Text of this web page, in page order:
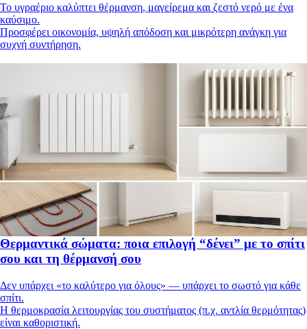
Το υγραέριο καλύπτει θέρμανση, μαγείρεμα και ζεστό νερό με ένα
καύσιμο.
Προσφέρει οικονομία, υψηλή απόδοση και μικρότερη ανάγκη για
συχνή συντήρηση.
Θερμαντικά σώματα: ποια επιλογή “δένει” με το σπίτι
σου και τη θέρμανσή σου
Δεν υπάρχει «το καλύτερο για όλους» — υπάρχει το σωστό για κάθε
σπίτι.
Η θερμοκρασία λειτουργίας του συστήματος (π.χ. αντλία θερμότητας)
είναι καθοριστική.